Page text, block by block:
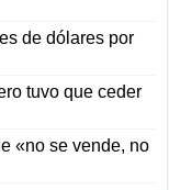
de dólares por
tuvo que ceder
«no se vende, no